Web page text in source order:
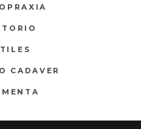
CADAVER